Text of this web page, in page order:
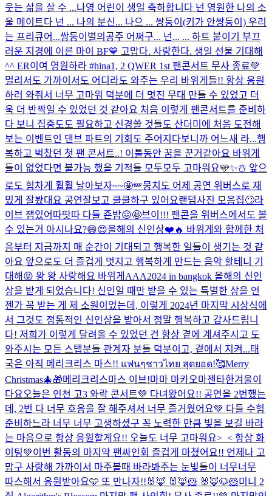
웃는 삶을 살 수 ...나영 어린이 생일 축하합니다 넌 영원한 나의 소
울 메이트다 넌 ... 나의 분신... 나으 ... 쌍둥이(키가 안쌍둥이) 우리
는 프리큐어...쌍둥이별의공주 어쩌구... 넌... ... 하트 붙이기 부끄
러운 지경에 이른 마이 BF💙 고맙다. 사랑한다. 생일 선물 기대해
^^ ER이여 영원하라 #hina1, 2 QWER 1st 팬콘서트 무사 종료💚
멀리서도 가까이서도 어디라도 와주는 우리 바위게들!! 항상 응원
하러 와줘서 너무 고마워 덕분에 더 멋진 무대 만들 수 있었고 더
욱 더 반짝일 수 있었던 것 같아요 처음 이렇게 팬콘서트를 준비하
다 보니 집중도도 필요하고 신경쓸 것들도 산더미에 처음 도전해
보는 이벤트인 댄브 파트의 기회도 주어지다보니까 어느새 라...행
복하고 벅찼던 첫 팬 콘서트..! 이틀동안 꿈을 꾼거같아요 바위게
들이 없었다면 불가능 했을 기적들 모두모두 고마워요🩵✨☃️ 앞으
로도 힘차게 훨훨 날아보자~~🤩🪽뭉치도 어제 공연 위버스로 재
밌게 잘봤대요 공연잘보고 쿨쿨하구 있어요랜덤사진 모음집🙄라
이브 잼있어따땃따 다들 죤밤😖🤩브이!!! 팬콘을 위버스에서도 볼
수 있는거 아시나요?😄😍올해의 신인상❤️🔥 바위게와 함께한 처
음부터 지금까지 매 순간이 기대되고 행복한 일들이 생기는 것 같
아요 앞으로도 더 즐겁게 멋지고 행복하게 만드는 음악 할테니 기
대해😝 왕 왕 사랑해요 바위게 AAA2024 in bangkok 올해의 신인
상을 받게 되었습니다! 신인일 때만 받을 수 있는 특별한 상을 언
젠가 꼭 받는 게 제 소원이었는데, 이렇게 2024년 마지막 시상식에
서 그것도 정통적인 신인상을 받아서 정말 행복하고 감사드립니
다! 저희가 이렇게 달려올 수 있었던 건 항상 곁에 계셔주시고 도
와주시는 모든 스탭분들 관계자 분들 덕분이고, 곁에서 지켜...태
국은 아직 메리크리스 마스!! แฟนๆชาวไทย สุดยอด!🥰Merry
Christmas🎄🎁메리크리스마스 이브!마마 마카오마젠타한겨울이
다요 오늘은 인천 고3 와락 콘서트💚 다녀왔어요!! 공연을 2번했는
데, 2번 다 너무 호응을 잘 해주셔서 너무 즐거웠어요💚 다들 수험
준비하느라 너무 너무 고생하셨구 꼭 노력한 만큼 빛을 보길 바라
는 마음으로 항상 응원할게요!! 오늘도 너무 고마워요>_< 항상 화
이팅💚이번 활동의 마지막 팬싸인회 즐겁게 마쳤어요!! 언제나 고
맙구 사랑해 가까이서 마주볼때 바라봐주는 눈빛들이 너무너무
따스해서 응원받아요🩵 또 만나자!! 🐰🦊 🐰🦊🐹 🐰🦊🐶🐹미니 2